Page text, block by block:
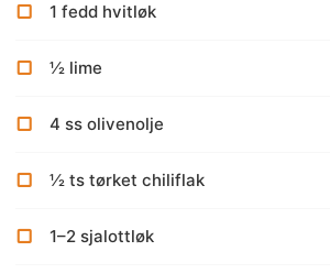
1 fedd hvitløk
½ lime
4 ss olivenolje
½ ts tørket chiliflak
1–2 sjalottløk